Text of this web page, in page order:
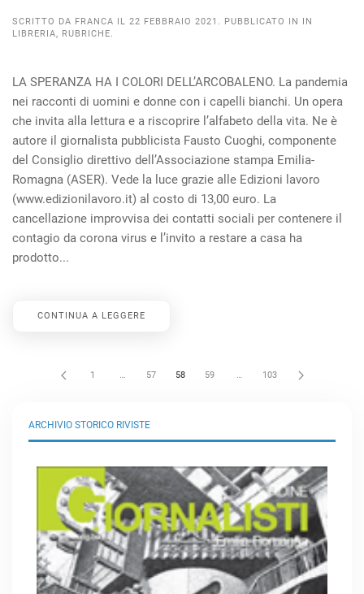
SCRITTO DA FRANCA IL 22 FEBBRAIO 2021 . PUBBLICATO IN IN
LIBRERIA, RUBRICHE.
LA SPERANZA HA I COLORI DELL’ARCOBALENO. La pandemia
nei racconti di uomini e donne con i capelli bianchi. Un opera
che invita alla lettura e a riscoprire l’alfabeto della vita. Ne è
autore il giornalista pubblicista Fausto Cuoghi, componente
del Consiglio direttivo dell’Associazione stampa Emilia-
Romagna (ASER). Vede la luce grazie alle Edizioni lavoro
(www.edizionilavoro.it) al costo di 13,00 euro. La
cancellazione improvvisa dei contatti sociali per contenere il
contagio da corona virus e l’invito a restare a casa ha
prodotto...
CONTINUA A LEGGERE
1 … 57 58 59 … 103
ARCHIVIO STORICO RIVISTE